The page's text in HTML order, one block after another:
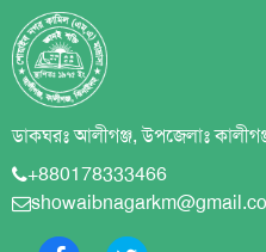
ডাকঘরঃ আলীগঞ্জ, উপজেলাঃ
+880178333466